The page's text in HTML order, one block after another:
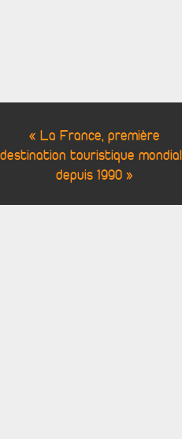
« La France, première
destination touristique
depuis 1990 »